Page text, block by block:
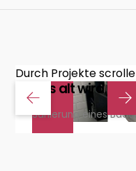
Aus alt wird neu
Sanierung eines
Durch Projekte